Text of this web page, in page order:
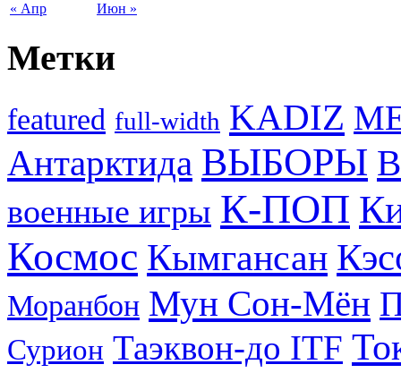
« Апр Июн »
Метки
featured full-width KADIZ
Антарктида ВЫБОРЫ
военные игры К-ПОП
Космос Кымгансан
Моранбон Мун Сон-Мён
Сурион Таэквон-до ITF